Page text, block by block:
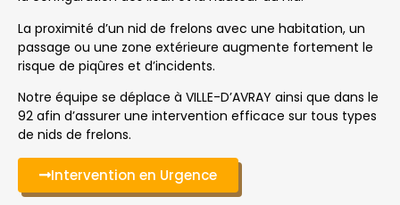
La proximité d’un nid de frelons avec une habitation, un
passage ou une zone extérieure augmente fortement le
risque de piqûres et d’incidents.
Notre équipe se déplace à VILLE-D’AVRAY ainsi que dans le
92 afin d’assurer une intervention efficace sur tous types
de nids de frelons.
Intervention en Urgence